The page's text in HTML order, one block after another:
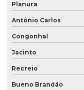
Planura
Antônio Carlos
Congonhal
Jacinto
Recreio
Bueno Brandão